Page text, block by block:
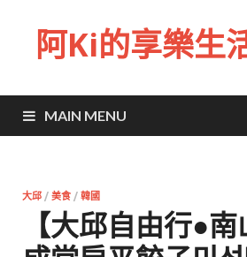
阿Ki的享樂生
MAIN MENU
大邱 / 美食 / 韓國
【大邱自由行●